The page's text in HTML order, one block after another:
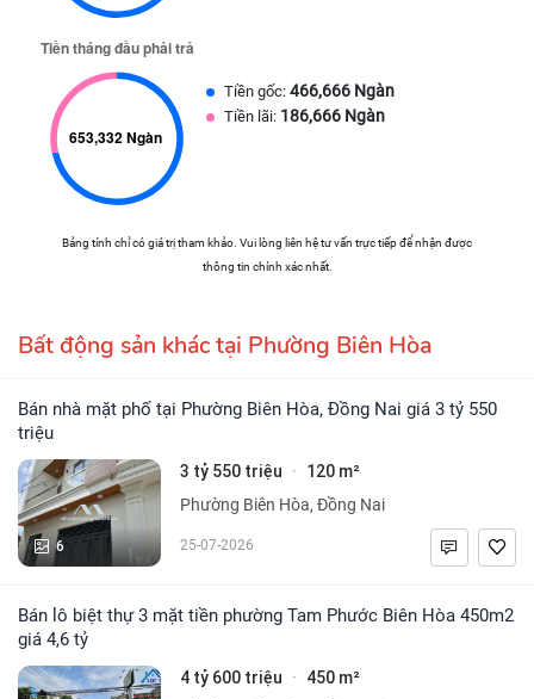
Tiền gốc: 466,666 Ngàn
Tiền lãi: 186,666 Ngàn
Bảng tính chỉ có giá trị tham khảo. Vui lòng liên hệ tư vấn trực tiếp để nhận được
thông tin chính xác nhất.
Bất động sản khác tại Phường Biên Hòa
Bán nhà mặt phố tại Phường Biên Hòa, Đồng Nai giá 3 tỷ 550
triệu
6
3 tỷ 550 triệu · 120 m²
Phường Biên Hòa, Đồng Nai
25-07-2026
Bán lô biệt thự 3 mặt tiền phường Tam Phước Biên Hòa 450m2
giá 4,6 tỷ
4 tỷ 600 triệu · 450 m²